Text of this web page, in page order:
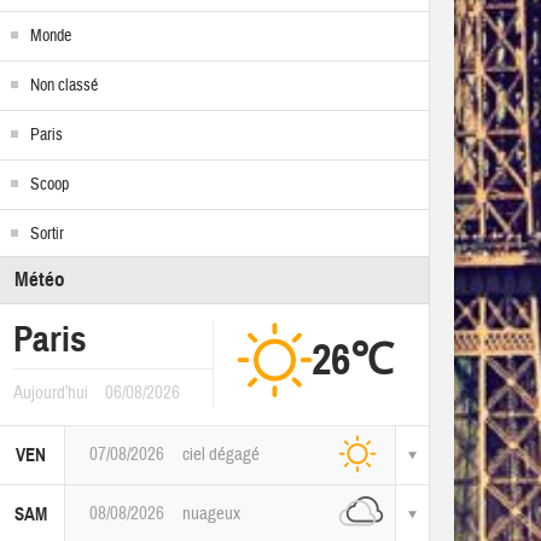
Monde
Non classé
Paris
Scoop
Sortir
Météo
Paris
Aujourd'hui 06/08/2026
26℃
VEN 07/08/2026 ciel dégagé
SAM 08/08/2026 nuageux